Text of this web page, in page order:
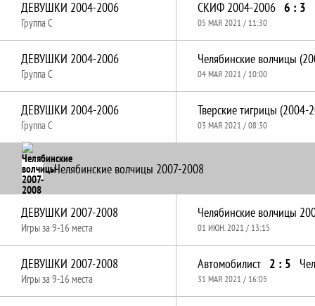
ДЕВУШКИ 2004-2006
Группа C
СКИФ 2004-2006 6 : 3
05 МАЯ 2021 / 11:30
ДЕВУШКИ 2004-2006
Группа C 04 МАЯ 2021 / 10:00
ДЕВУШКИ 2004-2006
Группа C
Тверские тигрицы (2004-
03 МАЯ 2021 / 08:30
Челябинские волчицы 2007-2008
ДЕВУШКИ 2007-2008
Игры за 9-16 места 01 ИЮН. 2021 / 13:15
ДЕВУШКИ 2007-2008
Игры за 9-16 места
Автомобилист 2 : 5
31 МАЯ 2021 / 16:05